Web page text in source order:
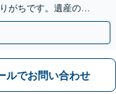
がちです。遺産の使
ください。
ルでお問い合わせ